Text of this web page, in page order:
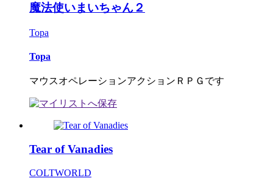
魔法使いまいちゃん２
Topa
Topa
マウスオペレーションアクションＲＰＧです
Tear of Vanadies
COLTWORLD